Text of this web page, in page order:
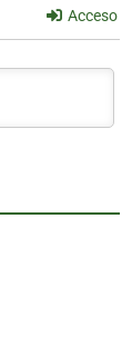
Acceso